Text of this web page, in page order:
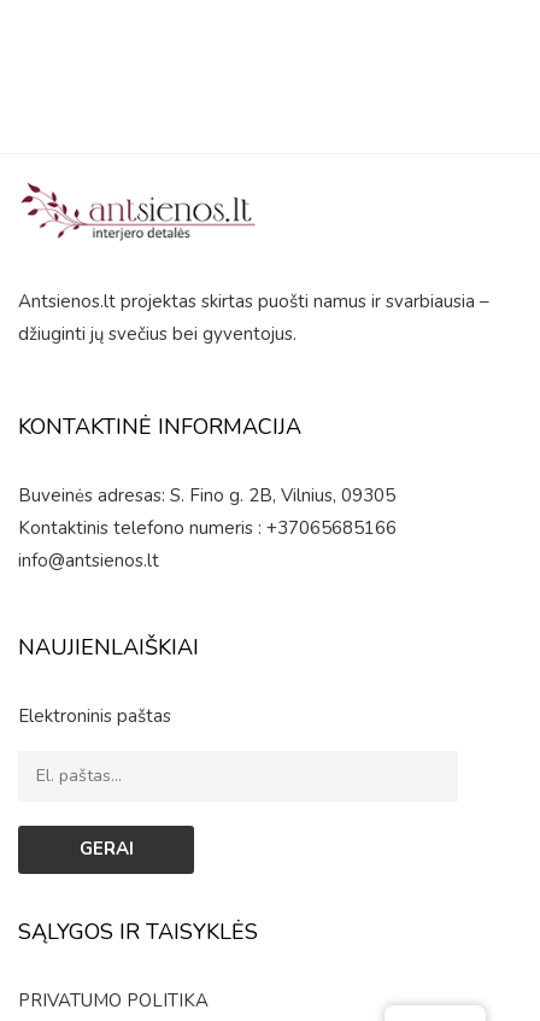
Antsienos.lt projektas skirtas puošti namus ir svarbiausia –
džiuginti jų svečius bei gyventojus.
KONTAKTINĖ INFORMACIJA
Buveinės adresas: S. Fino g. 2B, Vilnius, 09305
Kontaktinis telefono numeris : +37065685166
info@antsienos.lt
NAUJIENLAIŠKIAI
Elektroninis paštas
SĄLYGOS IR TAISYKLĖS
PRIVATUMO POLITIKA